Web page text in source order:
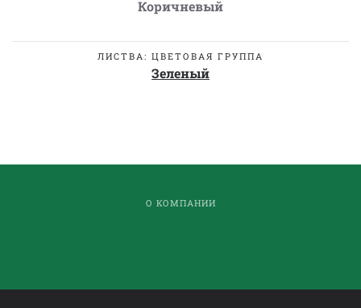
Коричневый
ЛИСТВА: ЦВЕТОВАЯ ГРУППА
Зеленый
О КОМПАНИИ